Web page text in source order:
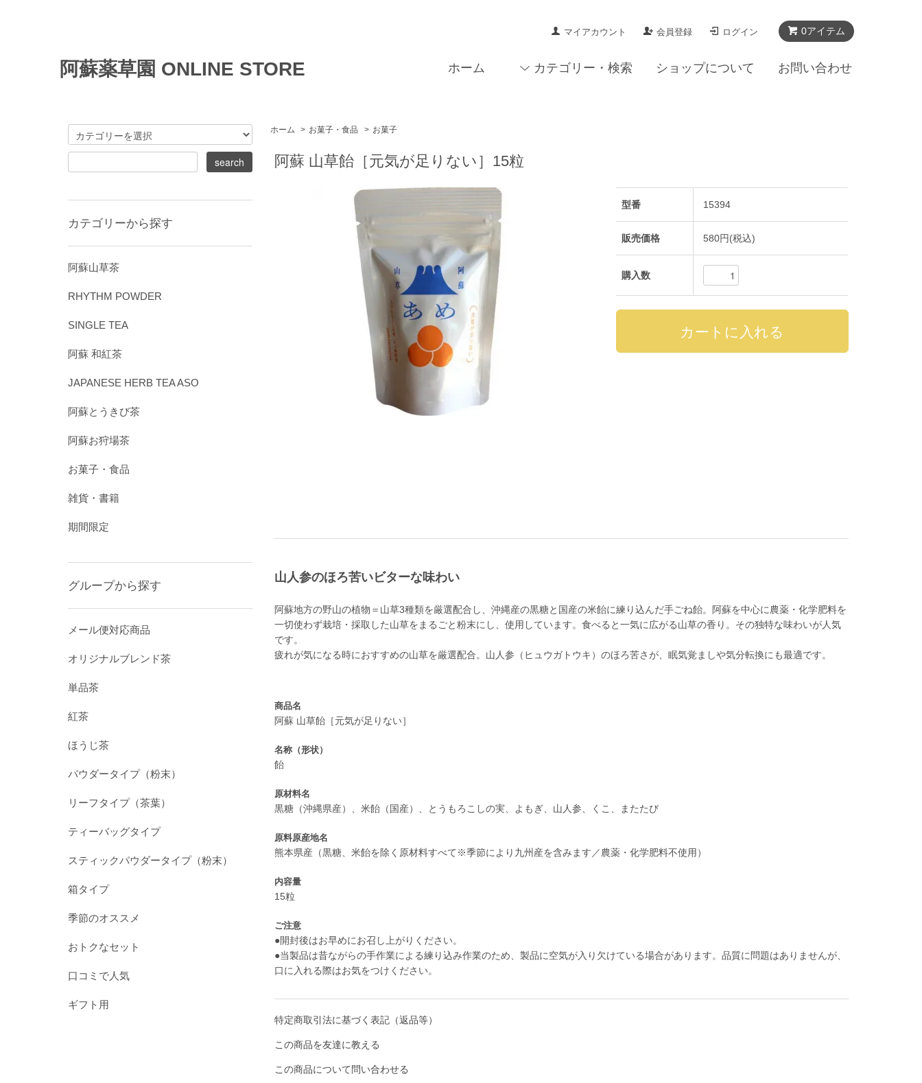
0アイテム
マイアカウント 会員登録 ログイン
ホーム カテゴリー・検索 ショップについて お問い合わせ
阿蘇薬草園 ONLINE STORE
ホーム > お菓子・食品 > お菓子
阿蘇 山草飴［元気が足りない］15粒
型番 15394
販売価格 580円(税込)
購入数
山人参のほろ苦いビターな味わい
阿蘇地方の野山の植物＝山草3種類を厳選配合し、沖縄産の黒糖と国産の米飴に練り込んだ手ごね飴。阿蘇を中心に農薬・化学肥料を
一切使わず栽培・採取した山草をまるごと粉末にし、使用しています。食べると一気に広がる山草の香り。その独特な味わいが人気
です。
疲れが気になる時におすすめの山草を厳選配合。山人参（ヒュウガトウキ）のほろ苦さが、眠気覚ましや気分転換にも最適です。
商品名
阿蘇 山草飴［元気が足りない］
名称（形状）
飴
原材料名
黒糖（沖縄県産）、米飴（国産）、とうもろこしの実、よもぎ、山人参、くこ、またたび
原料原産地名
熊本県産（黒糖、米飴を除く原材料すべて※季節により九州産を含みます／農薬・化学肥料不使用）
内容量
15粒
ご注意
●開封後はお早めにお召し上がりください。
●当製品は昔ながらの手作業による練り込み作業のため、製品に空気が入り欠けている場合があります。品質に問題はありませんが、
口に入れる際はお気をつけください。
特定商取引法に基づく表記（返品等）
この商品を友達に教える
この商品について問い合わせる
カテゴリーから探す
阿蘇山草茶
RHYTHM POWDER
SINGLE TEA
阿蘇 和紅茶
JAPANESE HERB TEA ASO
阿蘇とうきび茶
阿蘇お狩場茶
お菓子・食品
雑貨・書籍
期間限定
グループから探す
メール便対応商品
オリジナルブレンド茶
単品茶
紅茶
ほうじ茶
パウダータイプ（粉末）
リーフタイプ（茶葉）
ティーバッグタイプ
スティックパウダータイプ（粉末）
箱タイプ
季節のオススメ
おトクなセット
口コミで人気
ギフト用